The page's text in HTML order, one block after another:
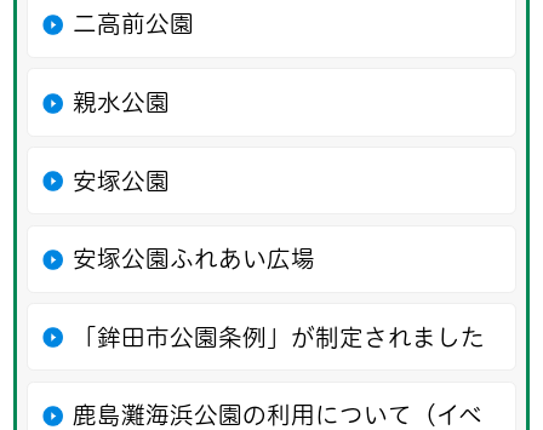
二高前公園
親水公園
安塚公園
安塚公園ふれあい広場
「鉾田市公園条例」が制定されました
鹿島灘海浜公園の利用について（イベ